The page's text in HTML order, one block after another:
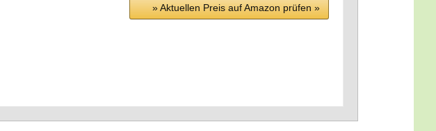
» Aktu­el­len Preis auf Ama­zon prü­fen »